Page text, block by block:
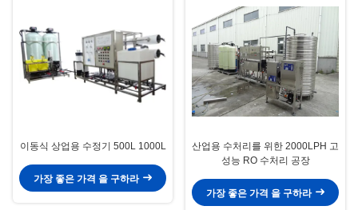
이동식 상업용 수정기 500L 1000L
가장 좋은 가격 을 구하라
산업용 수처리를 위한 2000LPH 고
성능 RO 수처리 공장
가장 좋은 가격 을 구하라